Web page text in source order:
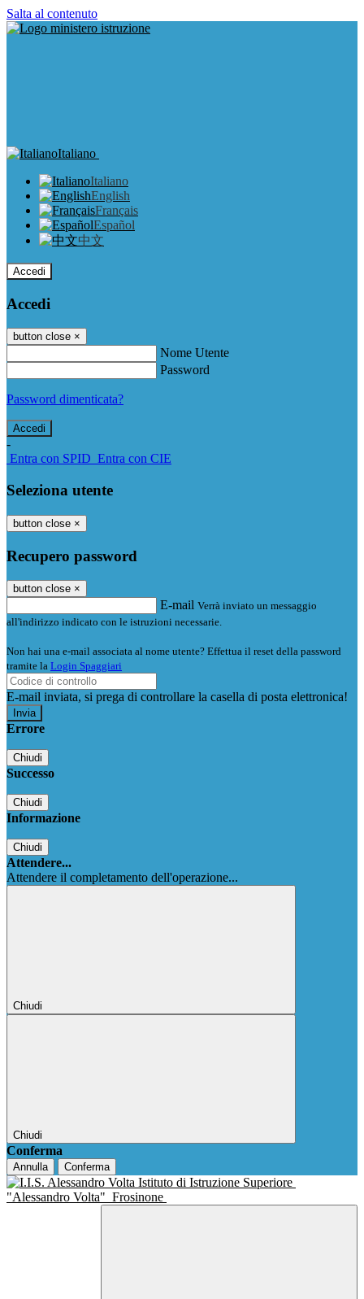
Salta al contenuto
Italiano
Italiano
English
Français
Español
中文
Accedi
Accedi
button close ×
Nome Utente
Password
Password dimenticata?
-
Entra con SPID Entra con CIE
Seleziona utente
button close ×
Recupero password
button close ×
E-mail Verrà inviato un messaggio
all'indirizzo indicato con le istruzioni necessarie.
Non hai una e-mail associata al nome utente? Effettua il reset della password
tramite la Login Spaggiari
E-mail inviata, si prega di controllare la casella di posta elettronica!
Errore
Chiudi
Successo
Chiudi
Informazione
Chiudi
Attendere...
Attendere il completamento dell'operazione...
Chiudi
Chiudi
Conferma
Annulla Conferma
Istituto di Istruzione Superiore
"Alessandro Volta" Frosinone